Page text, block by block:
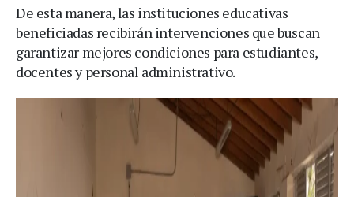
De esta manera, las instituciones educativas
beneficiadas recibirán intervenciones que buscan
garantizar mejores condiciones para estudiantes,
docentes y personal administrativo.